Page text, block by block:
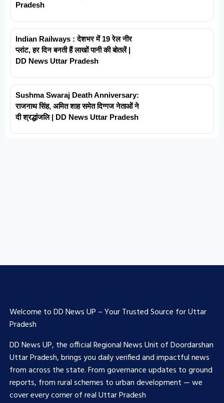
Pradesh
Indian Railways : देशभर में 19 रेल नीर
प्लांट, हर दिन बनती हैं लाखों पानी की बोतलें |
DD News Uttar Pradesh
Sushma Swaraj Death Anniversary:
राजनाथ सिंह, अमित शाह समेत दिग्गज नेताओं ने
दी श्रद्धांजलि | DD News Uttar Pradesh
Welcome to DD News UP – Your Trusted Source for Uttar
Pradesh
DD News UP, the official Regional News Unit of Doordarshan
Uttar Pradesh, brings you daily verified and impactful news
from across the state. From governance updates to ground
reports, from rural schemes to urban development — we
cover every corner of real Uttar Pradesh